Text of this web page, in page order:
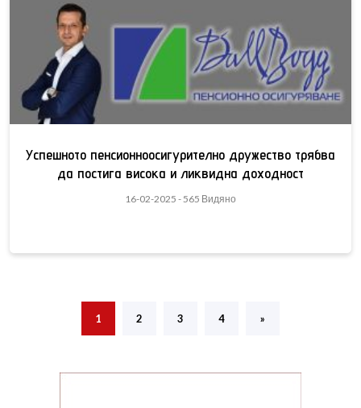
Успешното пенсионноосигурително дружество трябва
да постига висока и ликвидна доходност
16-02-2025 - 565 Видяно
1 2 3 4 »